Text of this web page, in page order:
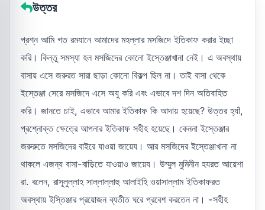
উত্তর
প্রশ্ন আমি গত রমযানে আমাদের মহল্লার মসজিদে ইতিকাফ করার ইচ্ছা
করি। কিন্তু সমস্যা হল মসজিদের কোনো ইস্তেঞ্জাখানা নেই। এ অবস্থায়
বাসায় এসে জরুরত সারা ছাড়া কোনো বিকল্প ছিল না। তাই বাসা থেকে
ইস্তেঞ্জা সেরে মসজিদে এসে অযু করি এবং এভাবে দশ দিন অতিবাহিত
করি। জানতে চাই, এভাবে আমার ইতিকাফ কি আদায় হয়েছে? উত্তর হ্যাঁ,
প্রশ্নোক্ত ক্ষেত্রে আপনার ইতিকাফ সহীহ হয়েছে। কেননা ইস্তেঞ্জার
জরুরুতে মসজিদের বাইরে যাওয়া জায়েয। আর মসজিদের ইস্তেঞ্জাখানা না
থাকলে এজন্য বাসা-বাড়িতে যাওয়াও জায়েয। উম্মুল মুমিনীন হযরত আয়েশা
রা. বলেন, রাসূলুল্লাহ সাল্লাল্লাহু আলাইহি ওয়াসাল্লাম ইতিকাফরত
অবস্থায় ইস্তিঞ্জার প্রয়োজন ব্যতীত ঘরে প্রবেশ করতেন না। -সহীহ